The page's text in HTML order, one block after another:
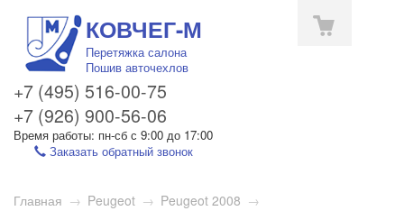
КОВЧЕГ-М
Перетяжка салона
Пошив авточехлов
+7 (495) 516-00-75
+7 (926) 900-56-06
Время работы: пн-сб с 9:00 до 17:00
Заказать обратный звонок
Toggle
Главная → Peugeot → Peugeot 2008 →